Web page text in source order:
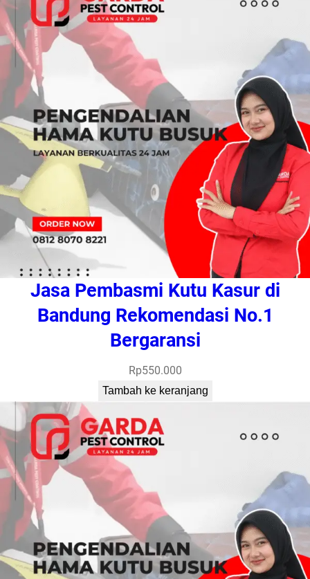
Jasa Pembasmi Kutu Kasur di
Bandung Rekomendasi No.1
Bergaransi
Rp550.000
Tambah ke keranjang